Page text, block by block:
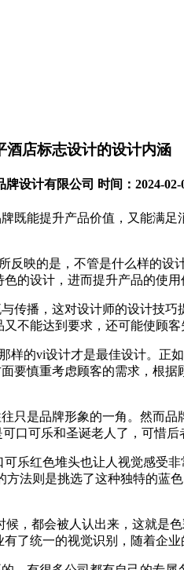
酒店标志设计的设计内涵
设计有限公司 时间：2024-02-
既能提升产品价值，又能满
映的是，不管是什么样的
的设计，进而提升产品的使用
传播，这对设计师的设计技
不能达到要求，还可能使顾
的vi设计才是最佳设计。正
要慎重考虑顾客的需求，根
只是品牌形象的一角。然而
口可乐和圣诞老人了，可惜后
乐红色堆头也让人视觉感受
法则是挑选了这种独特的蓝
，都会被人认出来，这就是
了统一的视觉识别，随着企